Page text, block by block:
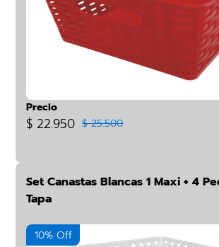
Precio
$ 22.950 $ 25.500
Set Canastas Blancas 1 Maxi + 4
Tapa
10% Off